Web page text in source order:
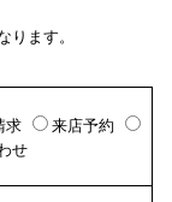
ます。
求
来店予約
せ